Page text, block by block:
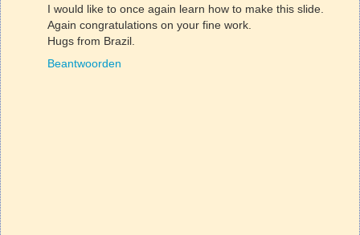
I would like to once again learn how to make this slide.
Again congratulations on your fine work.
Hugs from Brazil.
Beantwoorden